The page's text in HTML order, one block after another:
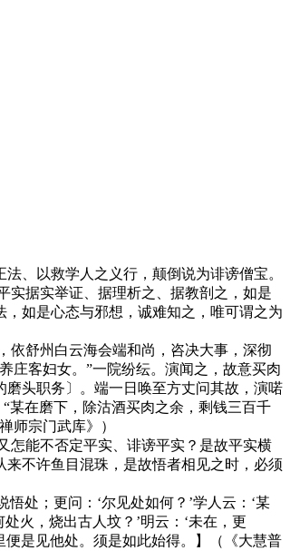
、以救学人之义行，颠倒说为诽谤僧宝。
实据实举证、据理析之、据教剖之，如是
如是心态与邪想，诚难知之，唯可谓之为
舒州白云海会端和尚，咨决大事，深彻
庄客妇女。”一院纷纭。演闻之，故意买肉
头职务〕。端一日唤至方丈问其故，演喏
某在磨下，除沽酒买肉之余，剩钱三百千
师宗门武库》）
能不否定平实、诽谤平实？是故平实横
不许鱼目混珠，是故悟者相见之时，必须
处；更问：‘尔见处如何？’学人云：‘某
火，烧出古人坟？’明云：‘未在，更
是见他处。须是如此始得。】（《大慧普